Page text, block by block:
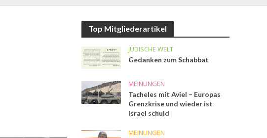
Top Mitgliederartikel
JÜDISCHE WELT
Gedanken zum Schabbat
MEINUNGEN
Tacheles mit Aviel – Europas
Grenzkrise und wieder ist
Israel schuld
MEINUNGEN